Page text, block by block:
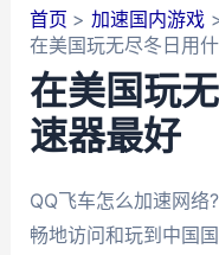
首页
加速国内游戏
在美国玩无尽冬日用
在美国玩
速器最好
QQ飞车怎么加速网络
畅地访问和玩到中国